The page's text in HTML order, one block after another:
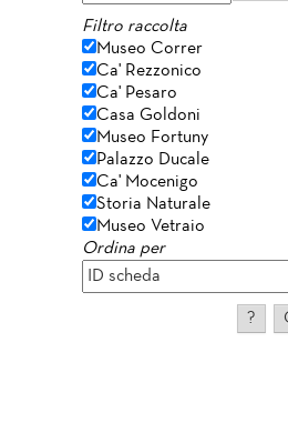
Filtro raccolta
Museo Correr
Ca' Rezzonico
Ca' Pesaro
Casa Goldoni
Museo Fortuny
Palazzo Ducale
Ca' Mocenigo
Storia Naturale
Museo Vetraio
Ordina per